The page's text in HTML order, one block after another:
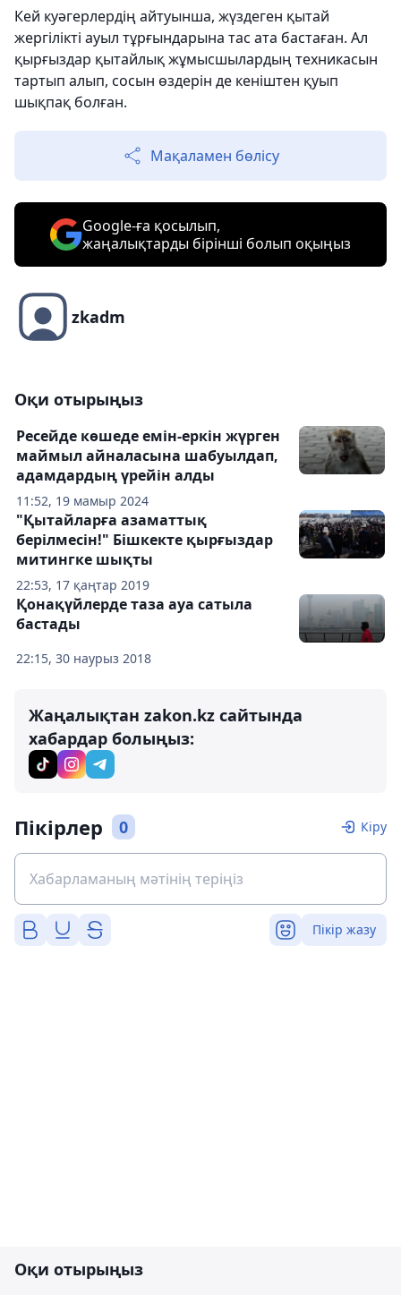
Кей куәгерлердің айтуынша, жүздеген қытай
жергілікті ауыл тұрғындарына тас ата бастаған. Ал
қырғыздар қытайлық жұмысшылардың техникасын
тартып алып, сосын өздерін де кеніштен қуып
шықпақ болған.
Мақаламен бөлісу
Google-ға қосылып,
жаңалықтарды бірінші болып оқыңыз
zkadm
Оқи отырыңыз
11:52, 19 мамыр 2024
Ресейде көшеде емін-еркін жүрген
маймыл айналасына шабуылдап,
адамдардың үрейін алды
22:53, 17 қаңтар 2019
"Қытайларға азаматтық
берілмесін!" Бішкекте қырғыздар
митингке шықты
22:15, 30 наурыз 2018
Қонақүйлерде таза ауа сатыла
бастады
Жаңалықтан zakon.kz сайтында
хабардар болыңыз:
Пікірлер 0 Кіру
Пікір жазу
Оқи отырыңыз